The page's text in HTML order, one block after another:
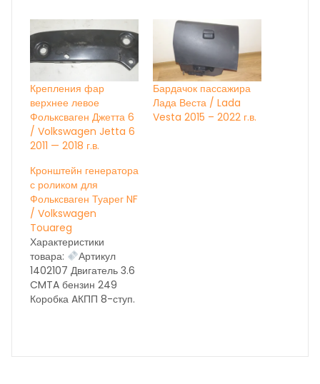
Крепления фар
верхнее левое
Фольксваген Джетта 6
/ Volkswagen Jetta 6
2011 — 2018 г.в.
Бардачок пассажира
Лада Веста / Lada
Vesta 2015 – 2022 г.в.
Кронштейн генератора
с роликом для
Фольксваген Туарег NF
/ Volkswagen
Touareg
Характеристики
товара:
Артикул
1402107 Двигатель 3.6
CMTA бензин 249
Коробка AКПП 8-ступ.